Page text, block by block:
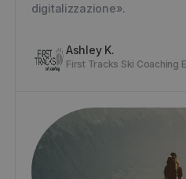
digitalizzazione».
Ashley K.
First Tracks Ski Coaching